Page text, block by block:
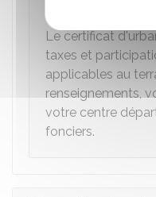
Le certificat
taxes et
applicables au
renseignements,
votre centre
fonciers.